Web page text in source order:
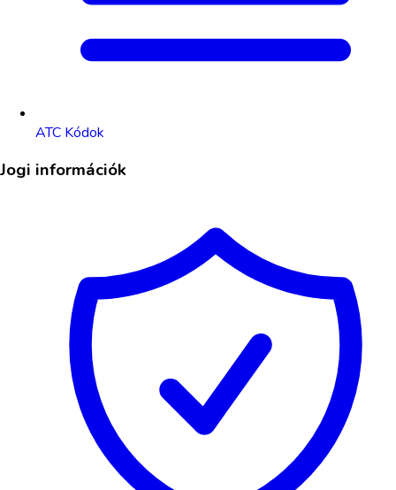
ATC Kódok
Jogi információk